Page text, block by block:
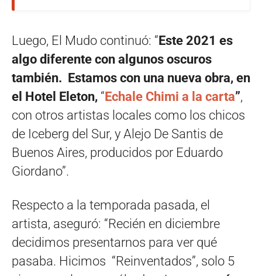
Luego, El Mudo continuó: “Este 2021 es
algo diferente con algunos oscuros
también. Estamos con una nueva obra, en
el Hotel Eleton, “Echale Chimi a la carta”,
con otros artistas locales como los chicos
de Iceberg del Sur, y Alejo De Santis de
Buenos Aires, producidos por Eduardo
Giordano”.
Respecto a la temporada pasada, el
artista, aseguró: “Recién en diciembre
decidimos presentarnos para ver qué
pasaba. Hicimos “Reinventados”, solo 5